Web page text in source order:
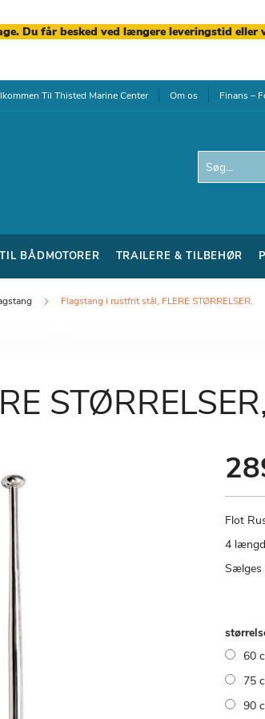
Du får besked ved længere leveringstid eller
Til Thisted Marine Center Om os Finans –
Search
BÅDMOTORER TRAILERE & TILBEHØR
Flagstang i rustfrit stål, FLERE STØRRELSER,
STØRRELSER,
Flot
4
Sælges
60
75
90